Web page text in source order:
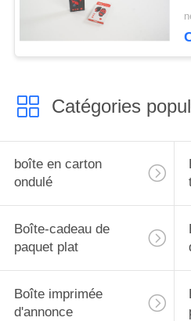
Catégories
boîte en carton
ondulé
Boîte-cadeau de
paquet plat
Boîte imprimée
d'annonce